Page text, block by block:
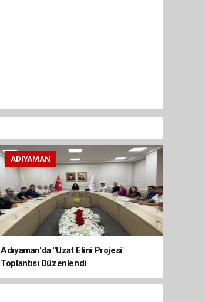
ADIYAMAN
Adıyaman'da "Uzat Elini Projesi"
Toplantısı Düzenlendi